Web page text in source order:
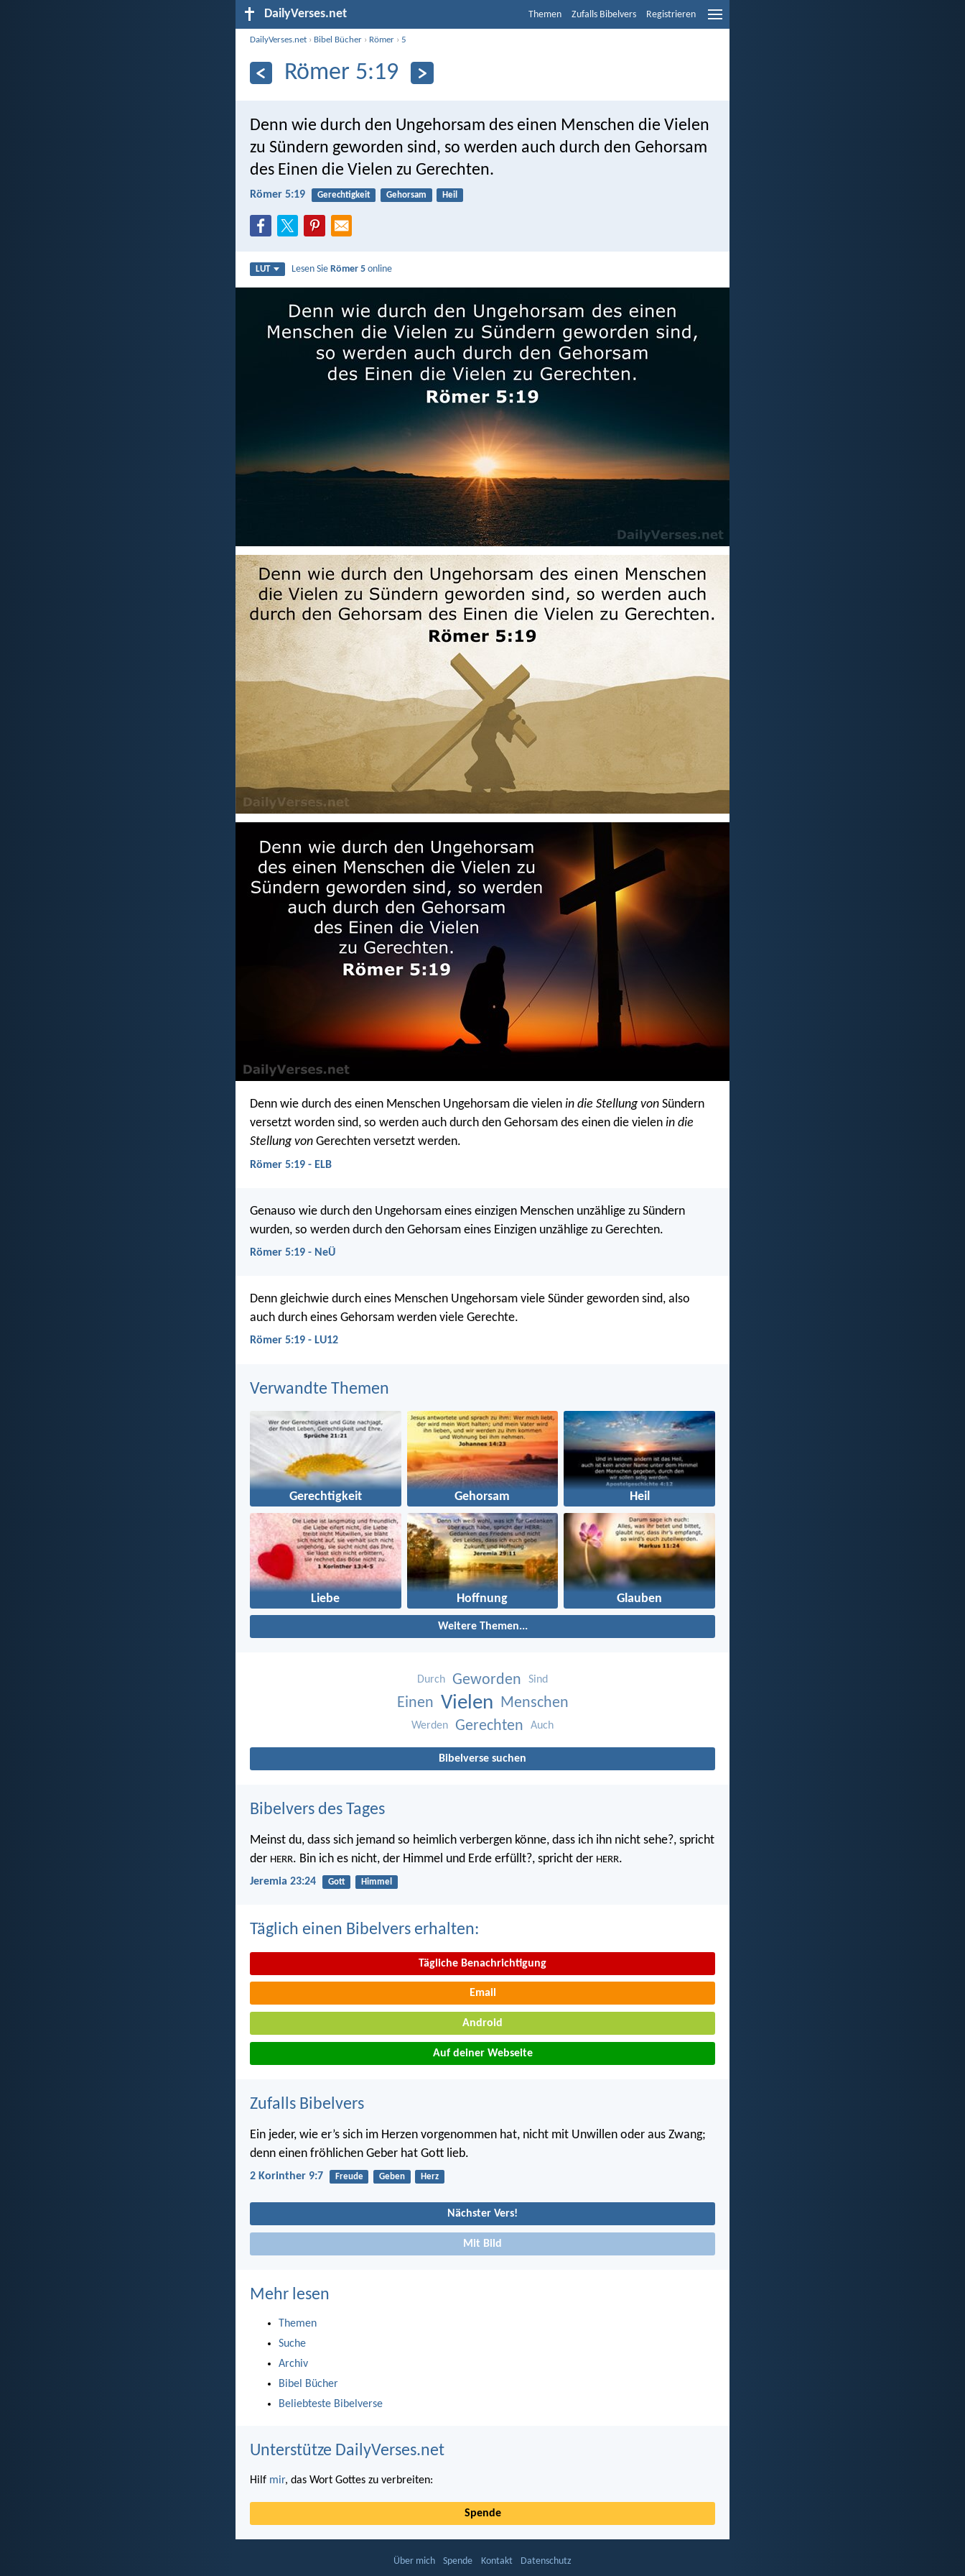
DailyVerses.net Themen Zufalls Bibelvers Registrieren
DailyVerses.net › Bibel Bücher › Römer ›5
Römer 5:19
Denn wie durch den Ungehorsam des einen Menschen die Vielen
zu Sündern geworden sind, so werden auch durch den Gehorsam
des Einen die Vielen zu Gerechten.
Römer 5:19 Gerechtigkeit Gehorsam Heil
LUT Lesen SieRömer 5 online
Denn wie durch des einen Menschen Ungehorsam die vielen in die Stellung von Sündern
versetzt worden sind, so werden auch durch den Gehorsam des einen die vielen in die
Stellung von Gerechten versetzt werden.
Römer 5:19 - ELB
Genauso wie durch den Ungehorsam eines einzigen Menschen unzählige zu Sündern
wurden, so werden durch den Gehorsam eines Einzigen unzählige zu Gerechten.
Römer 5:19 - NeÜ
Denn gleichwie durch eines Menschen Ungehorsam viele Sünder geworden sind, also
auch durch eines Gehorsam werden viele Gerechte.
Römer 5:19 - LU12
Verwandte Themen
Gerechtigkeit Gehorsam Heil
Liebe Hoffnung Glauben
Weitere Themen...
Durch Geworden Sind
Einen Vielen Menschen
Werden Gerechten Auch
Bibelverse suchen
Bibelvers des Tages
Meinst du, dass sich jemand so heimlich verbergen könne, dass ich ihn nicht sehe?, spricht
der HERR. Bin ich es nicht, der Himmel und Erde erfüllt?, spricht der HERR.
Jeremia 23:24 Gott Himmel
Täglich einen Bibelvers erhalten:
Tägliche Benachrichtigung
Email
Android
Auf deiner Webseite
Zufalls Bibelvers
Ein jeder, wie er’s sich im Herzen vorgenommen hat, nicht mit Unwillen oder aus Zwang;
denn einen fröhlichen Geber hat Gott lieb.
2 Korinther 9:7 Freude Geben Herz
Nächster Vers!
Mit Bild
Mehr lesen
Themen
Suche
Archiv
Bibel Bücher
Beliebteste Bibelverse
Unterstütze DailyVerses.net
Hilf mir, das Wort Gottes zu verbreiten:
Spende
Über mich Spende Kontakt Datenschutz